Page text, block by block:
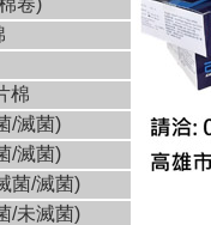
卷)
棉
/滅菌)
/滅菌)
菌/滅菌)
/未滅菌)